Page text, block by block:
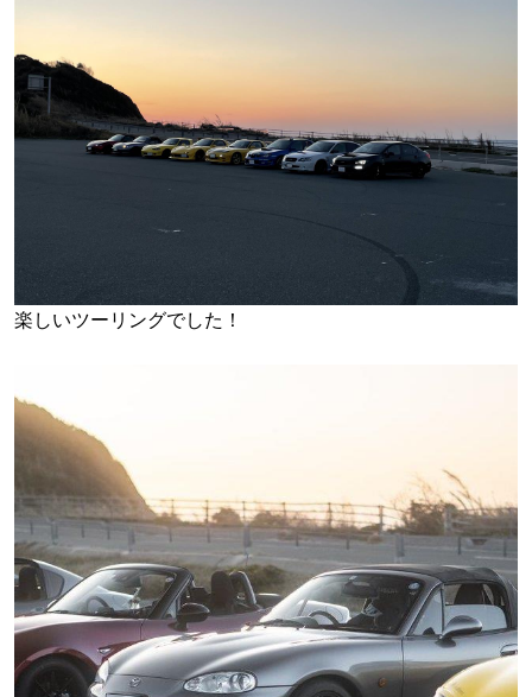
楽しいツーリングでした！